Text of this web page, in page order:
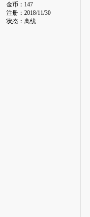
金币：147
注册：2018/11/30
状态：离线